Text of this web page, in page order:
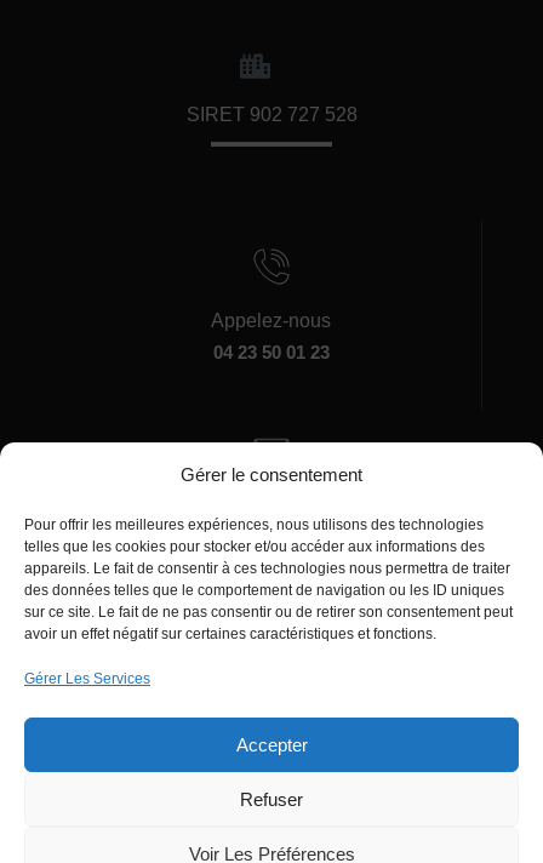
Gérer le consentement
Pour offrir les meilleures expériences, nous utilisons des technologies
telles que les cookies pour stocker et/ou accéder aux informations des
appareils. Le fait de consentir à ces technologies nous permettra de traiter
des données telles que le comportement de navigation ou les ID uniques
sur ce site. Le fait de ne pas consentir ou de retirer son consentement peut
avoir un effet négatif sur certaines caractéristiques et fonctions.
Gérer Les Services
Accepter
Refuser
Voir Les Préférences
SIRET 902 727 528
Appelez-nous
04 23 50 01 23
manager@agentiamo.com
Réservés